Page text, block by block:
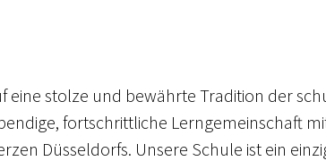
eine stolze und bewährte Tradition der
fortschrittliche Lerngemeinschaft
Düsseldorfs. Unsere Schule ist ein